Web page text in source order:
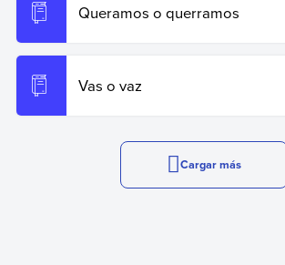
Queramos o querramos
Vas o vaz
Cargar más